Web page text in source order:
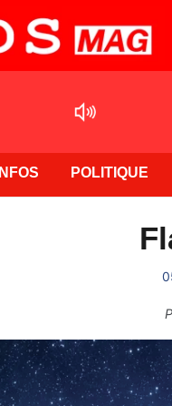
INFOS POLITIQUE